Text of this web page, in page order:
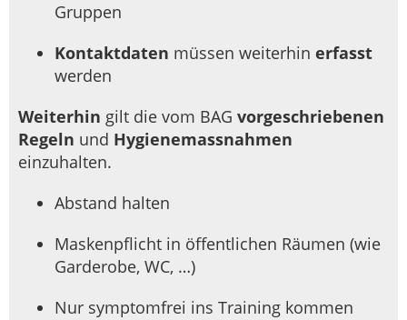
Gruppen
Kontaktdaten müssen weiterhin erfasst
werden
Weiterhin gilt die vom BAG vorgeschriebenen
Regeln und Hygienemassnahmen
einzuhalten.
Abstand halten
Maskenpflicht in öffentlichen Räumen (wie
Garderobe, WC, …)
Nur symptomfrei ins Training kommen